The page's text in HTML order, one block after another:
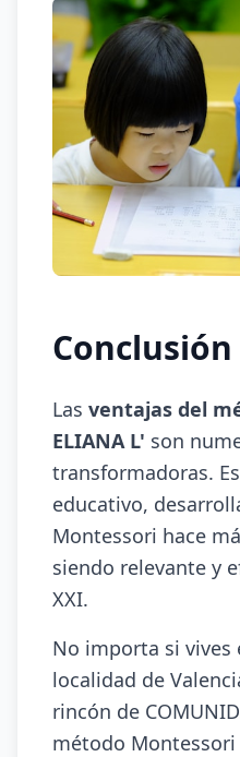
Conclusión
Las ventajas del
ELIANA L' son
transformadoras.
educativo,
Montessori hace
siendo relevante y
XXI.
No importa si vives
localidad de
rincón de
método